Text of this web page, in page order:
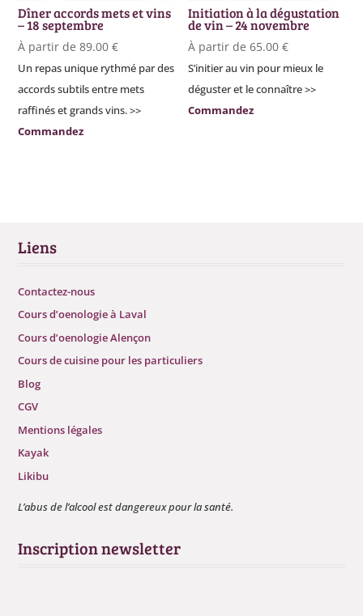
Dîner accords mets et vins
– 18 septembre
À partir de89.00€
Un repas unique rythmé par des
accords subtils entre mets
raffinés et grands vins. >>
Commandez
Initiation à la dégustation
de vin – 24 novembre
À partir de65.00€
S’initier au vin pour mieux le
déguster et le connaître >>
Commandez
Liens
Contactez-nous
Cours d’oenologie à Laval
Cours d’oenologie Alençon
Cours de cuisine pour les particuliers
Blog
CGV
Mentions légales
Kayak
Likibu
L’abus de l’alcool est dangereux pour la santé.
Inscription newsletter